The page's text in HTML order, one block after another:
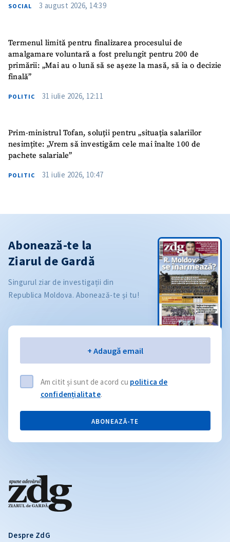
SOCIAL 3 august 2026, 14:39
Termenul limită pentru finalizarea procesului de
amalgamare voluntară a fost prelungit pentru 200 de
primării: „Mai au o lună să se așeze la masă, să ia o decizie
finală”
POLITIC 31 iulie 2026, 12:11
Prim-ministrul Tofan, soluții pentru „situația salariilor
nesimțite: „Vrem să investigăm cele mai înalte 100 de
pachete salariale”
POLITIC 31 iulie 2026, 10:47
Despre ZdG
Abonează-te la
Ziarul de Gardă
Singurul ziar de investigații din
Republica Moldova. Abonează-te și tu!
+ Adaugă email
Am citit și sunt de acord cu politica de
confidențialitate.
ABONEAZĂ-TE